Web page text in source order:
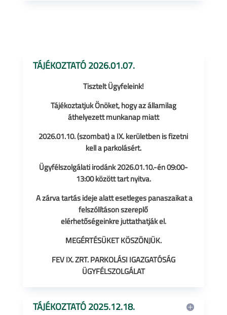
TÁJÉKOZTATÓ 2026.01.07.
Tisztelt Ügyfeleink!
Tájékoztatjuk Önöket, hogy az államilag
áthelyezett munkanap miatt
2026.01.10. (szombat) a IX. kerületben is fizetni
kell a parkolásért.
Ügyfélszolgálati irodánk 2026.01.10.-én 09:00-
13:00 között tart nyitva.
A zárva tartás ideje alatt esetleges panaszaikat a
felszólításon szereplő
elérhetőségeinkre juttathatják el.
MEGÉRTÉSÜKET KÖSZÖNJÜK.
FEV IX. ZRT. PARKOLÁSI IGAZGATÓSÁG
ÜGYFÉLSZOLGÁLAT
TÁJÉKOZTATÓ 2025.12.18.